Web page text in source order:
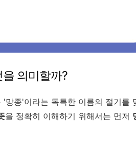
을 의미할까?
망종'이라는 독특한 이름의 절기를
을 정확히 이해하기 위해서는 먼저